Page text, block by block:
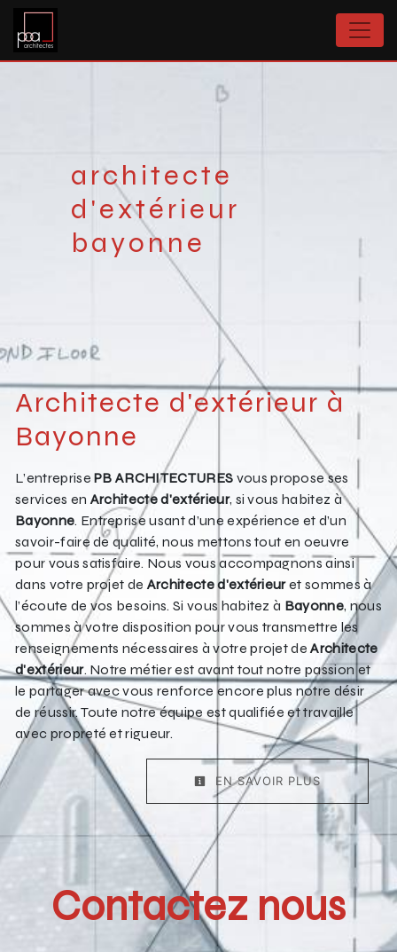
Panneau de gestion des cookies
architecte
d'extérieur
bayonne
Architecte d'extérieur à
Bayonne
L’entreprisePB ARCHITECTURES vous propose ses
services en Architecte d'extérieur, si vous habitez à
Bayonne. Entreprise usant d’une expérience et d’un
savoir-faire de qualité, nous mettons tout en oeuvre
pour vous satisfaire. Nous vous accompagnons ainsi
dans votre projet de Architecte d'extérieuret sommes à
l’écoute de vos besoins. Si vous habitez à Bayonne, nous
sommes à votre disposition pour vous transmettre les
renseignements nécessaires à votre projet deArchitecte
d'extérieur. Notre métier est avant tout notre passion et
le partager avec vous renforce encore plus notre désir
de réussir. Toute notre équipe est qualifiée et travaille
avec propreté et rigueur.
EN SAVOIR PLUS
Contactez nous